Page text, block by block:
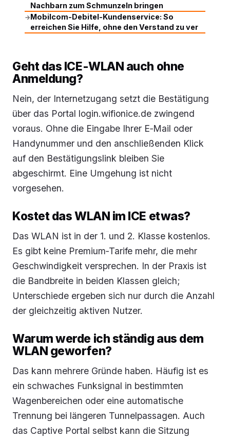
Nachbarn zum Schmunzeln bringen
→Mobilcom-Debitel-Kundenservice: So
erreichen Sie Hilfe, ohne den Verstand zu ver
Geht das ICE-WLAN auch ohne
Anmeldung?
Nein, der Internetzugang setzt die Bestätigung
über das Portal login.wifionice.de zwingend
voraus. Ohne die Eingabe Ihrer E‑Mail oder
Handynummer und den anschließenden Klick
auf den Bestätigungslink bleiben Sie
abgeschirmt. Eine Umgehung ist nicht
vorgesehen.
Kostet das WLAN im ICE etwas?
Das WLAN ist in der 1. und 2. Klasse kostenlos.
Es gibt keine Premium‑Tarife mehr, die mehr
Geschwindigkeit versprechen. In der Praxis ist
die Bandbreite in beiden Klassen gleich;
Unterschiede ergeben sich nur durch die Anzahl
der gleichzeitig aktiven Nutzer.
Warum werde ich ständig aus dem
WLAN geworfen?
Das kann mehrere Gründe haben. Häufig ist es
ein schwaches Funksignal in bestimmten
Wagenbereichen oder eine automatische
Trennung bei längeren Tunnelpassagen. Auch
das Captive Portal selbst kann die Sitzung